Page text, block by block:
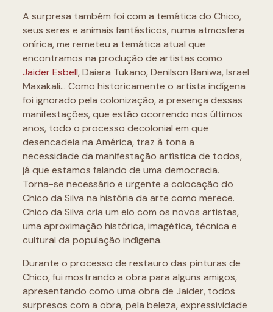
A surpresa também foi com a temática do Chico,
seus seres e animais fantásticos, numa atmosfera
onírica, me remeteu a temática atual que
encontramos na produção de artistas como
Jaider Esbell, Daiara Tukano, Denilson Baniwa, Israel
Maxakali… Como historicamente o artista indígena
foi ignorado pela colonização, a presença dessas
manifestações, que estão ocorrendo nos últimos
anos, todo o processo decolonial em que
desencadeia na América, traz à tona a
necessidade da manifestação artística de todos,
já que estamos falando de uma democracia.
Torna-se necessário e urgente a colocação do
Chico da Silva na história da arte como merece.
Chico da Silva cria um elo com os novos artistas,
uma aproximação histórica, imagética, técnica e
cultural da população indígena.
Durante o processo de restauro das pinturas de
Chico, fui mostrando a obra para alguns amigos,
apresentando como uma obra de Jaider, todos
surpresos com a obra, pela beleza, expressividade